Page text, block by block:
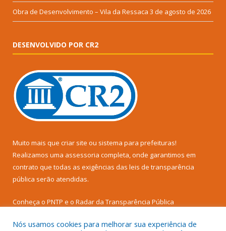
Obra de Desenvolvimento – Vila da Ressaca 3 de agosto de 2026
DESENVOLVIDO POR CR2
Muito mais que criar site ou sistema para prefeituras!
Realizamos uma assessoria completa, onde garantimos em
contrato que todas as exigências das leis de transparência
pública serão atendidas.
Conheça o PNTP e o Radar da Transparência Pública
Nós usamos cookies para melhorar sua experiência de